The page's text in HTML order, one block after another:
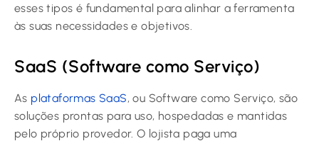
esses tipos é fundamental para alinhar a ferramenta
às suas necessidades e objetivos.
SaaS (Software como Serviço)
As plataformas SaaS, ou Software como Serviço, são
soluções prontas para uso, hospedadas e mantidas
pelo próprio provedor. O lojista paga uma